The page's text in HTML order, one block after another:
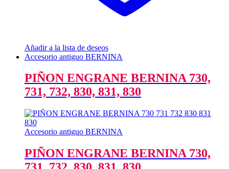
Añadir a la lista de deseos
Accesorio antiguo BERNINA
PIÑON ENGRANE BERNINA 730,
731, 732, 830, 831, 830
Accesorio antiguo BERNINA
PIÑON ENGRANE BERNINA 730,